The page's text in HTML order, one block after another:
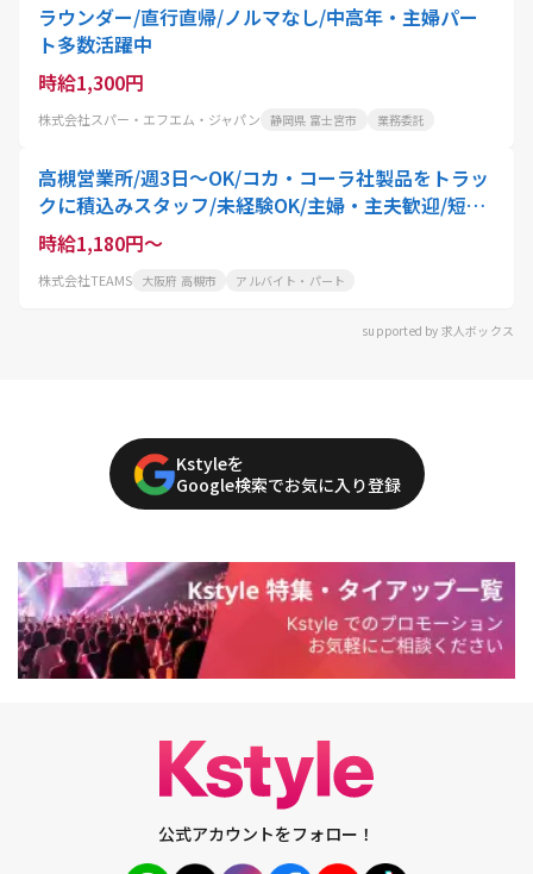
ラウンダー/直行直帰/ノルマなし/中高年・主婦パー
ト多数活躍中
時給1,300円
株式会社スパー・エフエム・ジャパン 静岡県 富士宮市 業務委託
高槻営業所/週3日～OK/コカ・コーラ社製品をトラッ
クに積込みスタッフ/未経験OK/主婦・主夫歓迎/短時
間
時給1,180円～
株式会社TEAMS 大阪府 高槻市 アルバイト・パート
supported by 求人ボックス
Kstyleを
Google検索でお気に入り登録
公式アカウントをフォロー！